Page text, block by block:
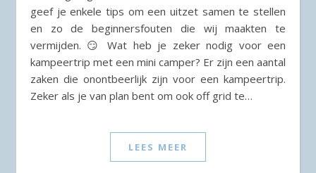
geef je enkele tips om een uitzet samen te stellen
en zo de beginnersfouten die wij maakten te
vermijden. 😏 Wat heb je zeker nodig voor een
kampeertrip met een mini camper? Er zijn een aantal
zaken die onontbeerlijk zijn voor een kampeertrip.
Zeker als je van plan bent om ook off grid te…
LEES MEER